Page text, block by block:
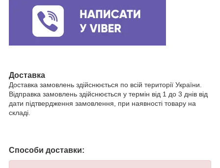
Доставка
Доставка замовлень здійснюється по всій території України.
Відправка замовлень здійснюється у термін від 1 до 3 днів від
дати підтвердження замовлення, при наявності товару на
складі.
Способи доставки: